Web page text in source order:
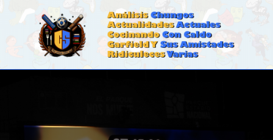
CALDOSTRONG.COM